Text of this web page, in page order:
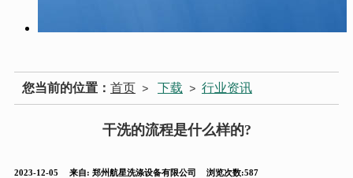
您当前的位置： 首页 > 下载 > 行业资讯
干洗的流程是什么样的?
2023-12-05 来自: 郑州航星洗涤设备有限公司 浏览次数:587